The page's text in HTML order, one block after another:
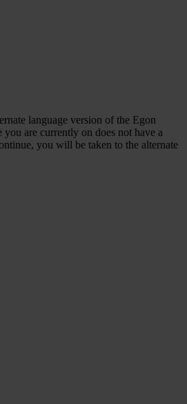
language version of the Egon
you are currently on does not have a
you will be taken to the alternate